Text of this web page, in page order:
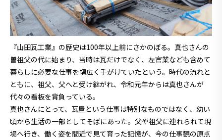
『山田瓦工業』の歴史は100年以上前にさかのぼる。真也さんの
曽祖父の代に始まり、当時は瓦だけでなく、左官業なども含めて
暮らしに必要な仕事を幅広く手がけていたという。時代の流れと
ともに、祖父、父へと受け継がれ、令和元年からは真也さんが
代々の看板を背負っている。
真也さんにとって、瓦屋という仕事は特別なものではなく、幼い
頃から生活の一部としてそばにあった。父や祖父に連れられて現
場へ行き、働く姿を間近で見て育った記憶が、今の仕事観の原点